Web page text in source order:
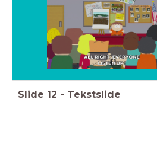
Slide 12 - Tekstslide